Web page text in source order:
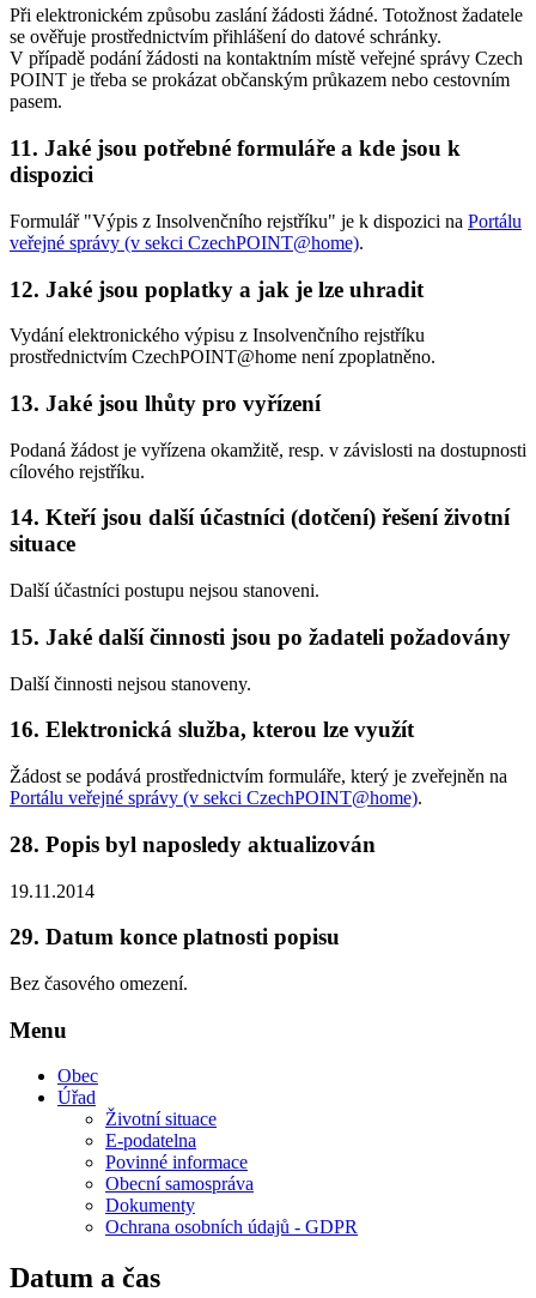
Při elektronickém způsobu zaslání žádosti žádné. Totožnost žadatele
se ověřuje prostřednictvím přihlášení do datové schránky.
V případě podání žádosti na kontaktním místě veřejné správy Czech
POINT je třeba se prokázat občanským průkazem nebo cestovním
pasem.
11. Jaké jsou potřebné formuláře a kde jsou k
dispozici
Formulář "Výpis z Insolvenčního rejstříku" je k dispozici na Portálu
veřejné správy (v sekci CzechPOINT@home).
12. Jaké jsou poplatky a jak je lze uhradit
Vydání elektronického výpisu z Insolvenčního rejstříku
prostřednictvím CzechPOINT@home není zpoplatněno.
13. Jaké jsou lhůty pro vyřízení
Podaná žádost je vyřízena okamžitě, resp. v závislosti na dostupnosti
cílového rejstříku.
14. Kteří jsou další účastníci (dotčení) řešení životní
situace
Další účastníci postupu nejsou stanoveni.
15. Jaké další činnosti jsou po žadateli požadovány
Další činnosti nejsou stanoveny.
16. Elektronická služba, kterou lze využít
Žádost se podává prostřednictvím formuláře, který je zveřejněn na
Portálu veřejné správy (v sekci CzechPOINT@home).
28. Popis byl naposledy aktualizován
19.11.2014
29. Datum konce platnosti popisu
Bez časového omezení.
Menu
Obec
Úřad
Životní situace
E-podatelna
Povinné informace
Obecní samospráva
Dokumenty
Ochrana osobních údajů - GDPR
Datum a čas